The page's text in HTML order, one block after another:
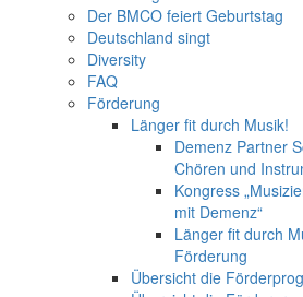
Der BMCO feiert Geburtstag
Deutschland singt
Diversity
FAQ
Förderung
Länger fit durch Musik!
Demenz Partner
Chören und
Kongress
mit Demenz“
Länger fit durch
Förderung
Übersicht die